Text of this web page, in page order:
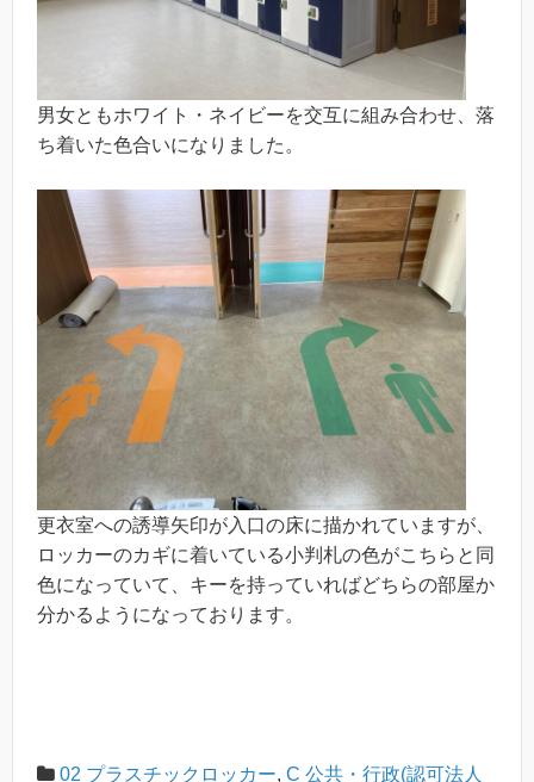
男女ともホワイト・ネイビーを交互に組み合わせ、落
ち着いた色合いになりました。
更衣室への誘導矢印が入口の床に描かれていますが、
ロッカーのカギに着いている小判札の色がこちらと同
色になっていて、キーを持っていればどちらの部屋か
分かるようになっております。
02 プラスチックロッカー, C 公共・行政(認可法人